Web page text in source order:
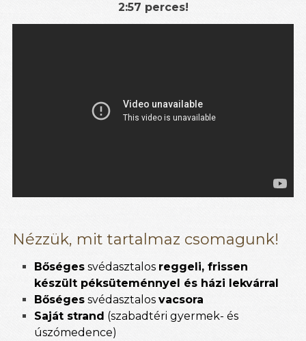
2:57 perces!
Nézzük, mit tartalmaz csomagunk!
Bőséges svédasztalos reggeli, frissen
készült péksüteménnyel és házi lekvárral
Bőséges svédasztalos vacsora
Saját strand (szabadtéri gyermek- és
úszómedence)